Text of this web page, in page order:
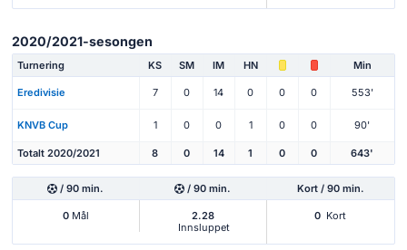
2020/2021-sesongen
Turnering KS SM IM HN Min
Eredivisie 7 0 14 0 0 0 553'
KNVB Cup 1 0 0 1 0 0 90'
Totalt 2020/2021 8 0 14 1 0 0 643'
/ 90 min. / 90 min. Kort / 90 min.
0Mål
2.28
Innsluppet
0 Kort